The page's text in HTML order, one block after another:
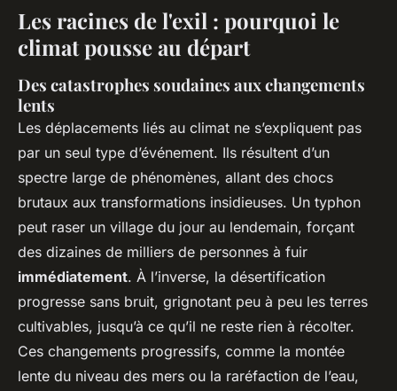
Les racines de l'exil : pourquoi le
climat pousse au départ
Des catastrophes soudaines aux changements
lents
Les déplacements liés au climat ne s’expliquent pas
par un seul type d’événement. Ils résultent d’un
spectre large de phénomènes, allant des chocs
brutaux aux transformations insidieuses. Un typhon
peut raser un village du jour au lendemain, forçant
des dizaines de milliers de personnes à fuir
immédiatement. À l’inverse, la désertification
progresse sans bruit, grignotant peu à peu les terres
cultivables, jusqu’à ce qu’il ne reste rien à récolter.
Ces changements progressifs, comme la montée
lente du niveau des mers ou la raréfaction de l’eau,